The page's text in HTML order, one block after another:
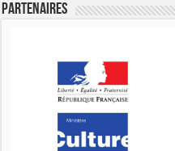
Partenaires